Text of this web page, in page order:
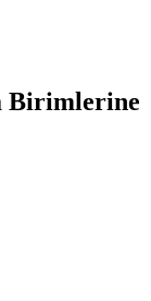
Birimlerine